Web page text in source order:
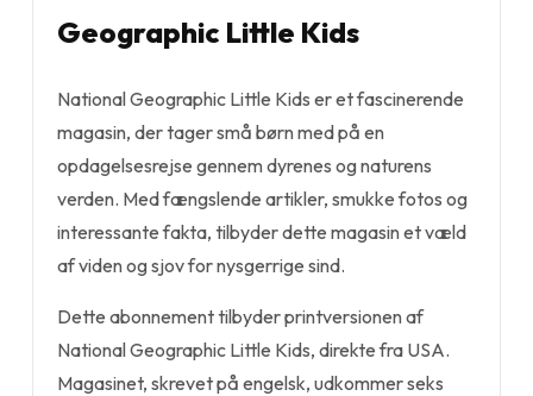
Geographic Little Kids
National Geographic Little Kids er et fascinerende
magasin, der tager små børn med på en
opdagelsesrejse gennem dyrenes og naturens
verden. Med fængslende artikler, smukke fotos og
interessante fakta, tilbyder dette magasin et væld
af viden og sjov for nysgerrige sind.
Dette abonnement tilbyder printversionen af
National Geographic Little Kids, direkte fra USA.
Magasinet, skrevet på engelsk, udkommer seks